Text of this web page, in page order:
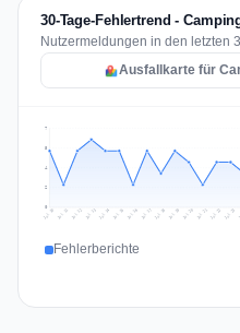
30-Tage-Fehlertrend -
Nutzermeldungen in den letzten
Ausfallkarte für
2
4
5
7
Jul 10 Jul 11 Jul 12 Jul 13 Jul 14 Jul 15 Jul 16 Jul 17 Jul 18 Jul 19 Jul 20 Jul 21 Jul 22 Jul 23
Fehlerberichte